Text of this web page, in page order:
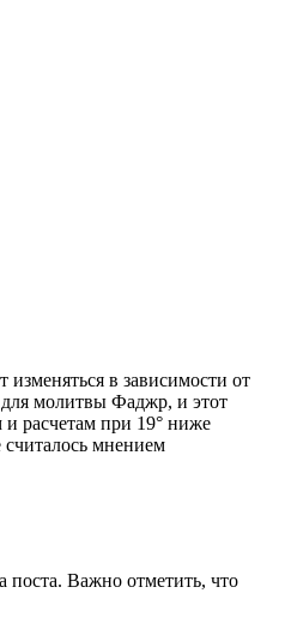
в зависимости от
для молитвы Фаджр, и этот
и расчетам при 19° ниже
мнением
поста. Важно отметить, что